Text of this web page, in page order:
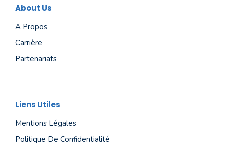
About Us
A Propos
Carrière
Partenariats
Liens Utiles
Mentions Légales
Politique De Confidentialité